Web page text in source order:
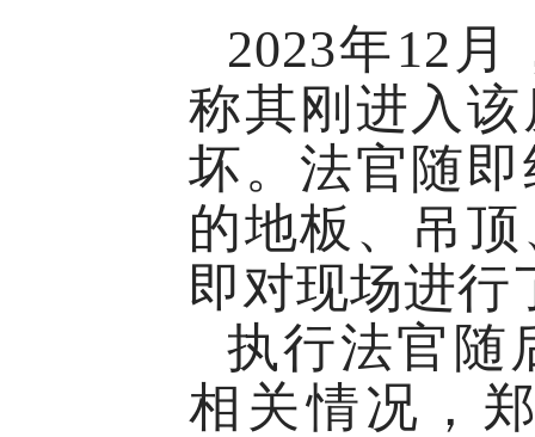
2023年12
称其刚进入
坏。法官随
的地板、吊
即对现场进行
执行法官随
相关情况，